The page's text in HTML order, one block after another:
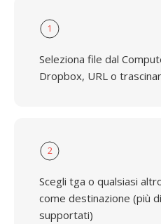
1
Seleziona file dal
Dropbox, URL o
2
Scegli tga o qualsiasi
come destinazione (più
supportati)